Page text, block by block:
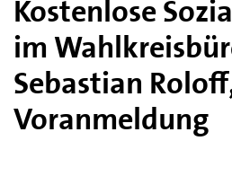
Kostenlose
im
Sebastian
Voranmeldung